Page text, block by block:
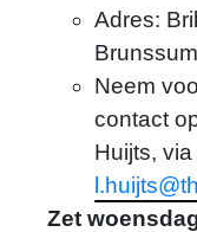
Adres:
Brunssum
Neem
contact
Huijts,
Zet